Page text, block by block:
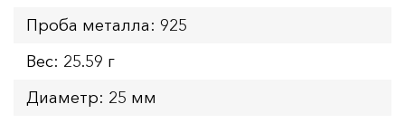
Проба металла: 925
Вес: 25.59 г
Диаметр: 25 мм